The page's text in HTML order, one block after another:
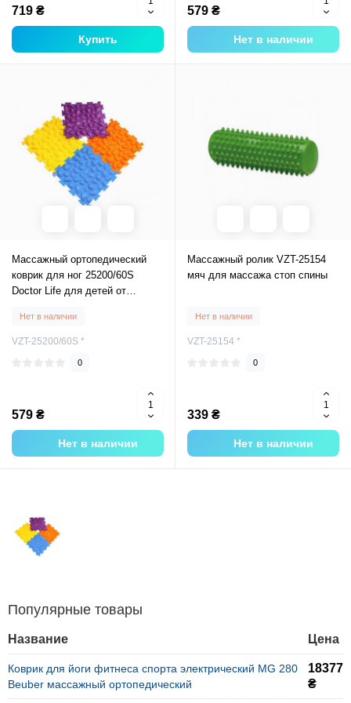
719 ₴
Купить
579 ₴
Нет в наличии
Массажный ортопедический
коврик для ног 25200/60S
Doctor Life для детей от
Нет в наличии
VZT-25200/60S *
0
579 ₴
Нет в наличии
Массажный ролик VZT-25154
мяч для массажа стоп спины
Нет в наличии
VZT-25154 *
0
339 ₴
Нет в наличии
Популярные товары
Название Цена
Коврик для йоги фитнеса спорта электрический MG 280
Beuber массажный ортопедический
18377
₴